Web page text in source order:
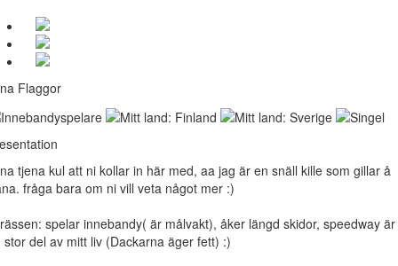
Flaggor
tjena kul att ni kollar in här med, aa jag är en snäll kille som gillar å
fråga bara om ni vill veta något mer :)
spelar innebandy( är målvakt), åker längd skidor, speedway är
stor del av mitt liv (Dackarna äger fett) :)